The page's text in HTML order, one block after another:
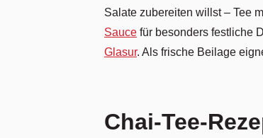
Salate zubereiten willst – Tee
Saucefür besonders festliche
Glasur. Als frische Beilage
Chai-Tee-